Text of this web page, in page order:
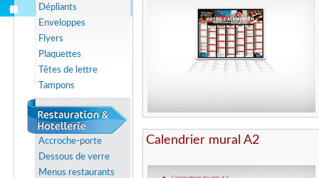
Dépliants
Enveloppes
Flyers
Plaquettes
Têtes de lettre
Tampons
Accroche-porte
Dessous de verre
Menus restaurants
Calendrier mural A2